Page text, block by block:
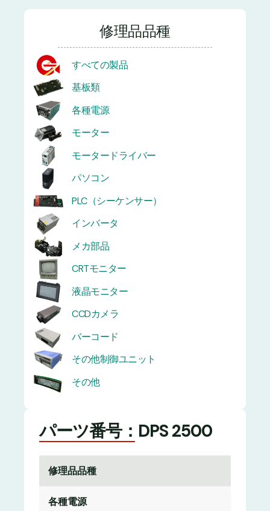
修理品品種
すべての製品
基板類
各種電源
モーター
モータードライバー
パソコン
PLC（シーケンサー）
インバータ
メカ部品
CRTモニター
液晶モニター
CCDカメラ
バーコード
その他制御ユニット
その他
パーツ番号：DPS 2500
修理品品種
各種電源